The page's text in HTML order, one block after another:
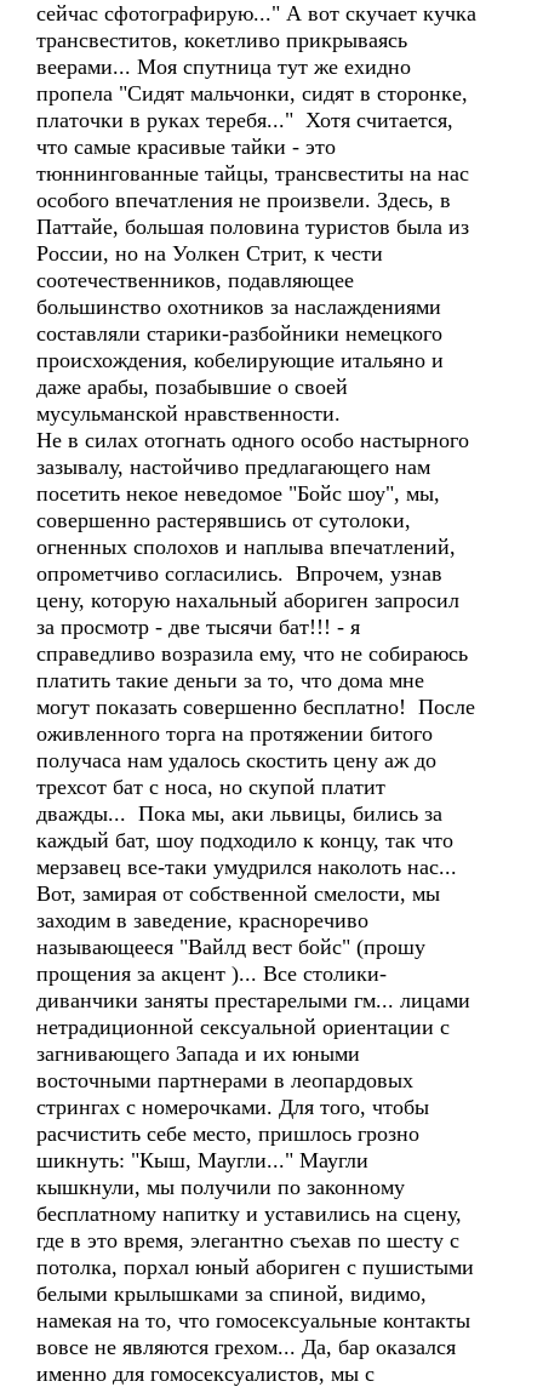
сейчас сфотографирую..." А вот скучает кучка
трансвеститов, кокетливо прикрываясь
веерами... Моя спутница тут же ехидно
пропела "Сидят мальчонки, сидят в сторонке,
платочки в руках теребя..." Хотя считается,
что самые красивые тайки - это
тюннингованные тайцы, трансвеститы на нас
особого впечатления не произвели. Здесь, в
Паттайе, большая половина туристов была из
России, но на Уолкен Стрит, к чести
соотечественников, подавляющее
большинство охотников за наслаждениями
составляли старики-разбойники немецкого
происхождения, кобелирующие итальяно и
даже арабы, позабывшие о своей
мусульманской нравственности.
Не в силах отогнать одного особо настырного
зазывалу, настойчиво предлагающего нам
посетить некое неведомое "Бойс шоу", мы,
совершенно растерявшись от сутолоки,
огненных сполохов и наплыва впечатлений,
опрометчиво согласились. Впрочем, узнав
цену, которую нахальный абориген запросил
за просмотр - две тысячи бат!!! - я
справедливо возразила ему, что не собираюсь
платить такие деньги за то, что дома мне
могут показать совершенно бесплатно! После
оживленного торга на протяжении битого
получаса нам удалось скостить цену аж до
трехсот бат с носа, но скупой платит
дважды... Пока мы, аки львицы, бились за
каждый бат, шоу подходило к концу, так что
мерзавец все-таки умудрился наколоть нас...
Вот, замирая от собственной смелости, мы
заходим в заведение, красноречиво
называющееся "Вайлд вест бойс" (прошу
прощения за акцент )... Все столики-
диванчики заняты престарелыми гм... лицами
нетрадиционной сексуальной ориентации с
загнивающего Запада и их юными
восточными партнерами в леопардовых
стрингах с номерочками. Для того, чтобы
расчистить себе место, пришлось грозно
шикнуть: "Кыш, Маугли..." Маугли
кышкнули, мы получили по законному
бесплатному напитку и уставились на сцену,
где в это время, элегантно съехав по шесту с
потолка, порхал юный абориген с пушистыми
белыми крылышками за спиной, видимо,
намекая на то, что гомосексуальные контакты
вовсе не являются грехом... Да, бар оказался
именно для гомосексуалистов, мы с